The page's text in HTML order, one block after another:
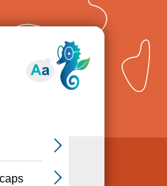
des données